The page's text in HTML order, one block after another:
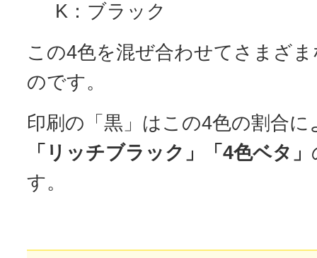
K：ブラック
この4色を混ぜ合わせてさまざ
のです。
印刷の「黒」はこの4色の割合に
「リッチブラック」「4色ベタ」
す。